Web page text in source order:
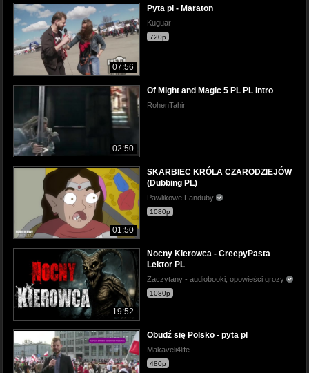
07:56
Pyta pl - Maraton
Kuguar
720p
02:50
Of Might and Magic 5 PL PL Intro
RohenTahir
01:50
SKARBIEC KRÓLA CZARODZIEJÓW
(Dubbing PL)
Pawlikowe Fanduby
1080p
19:52
Nocny Kierowca - CreepyPasta
Lektor PL
Zaczytany - audiobooki, opowieści grozy
1080p
Obudź się Polsko - pyta pl
Makaveli4life
480p